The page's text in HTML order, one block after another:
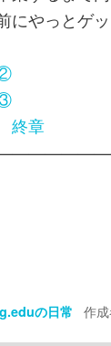
にやっとゲ
終章
の日常 作